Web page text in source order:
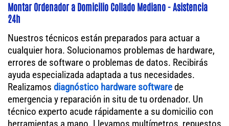
Montar Ordenador a Domicilio Collado Mediano - Asistencia
24h
Nuestros técnicos están preparados para actuar a
cualquier hora. Solucionamos problemas de hardware,
errores de software o problemas de datos. Recibirás
ayuda especializada adaptada a tus necesidades.
Realizamos diagnóstico hardware softwarede
emergencia y reparación in situ de tu ordenador. Un
técnico experto acude rápidamente a su domicilio con